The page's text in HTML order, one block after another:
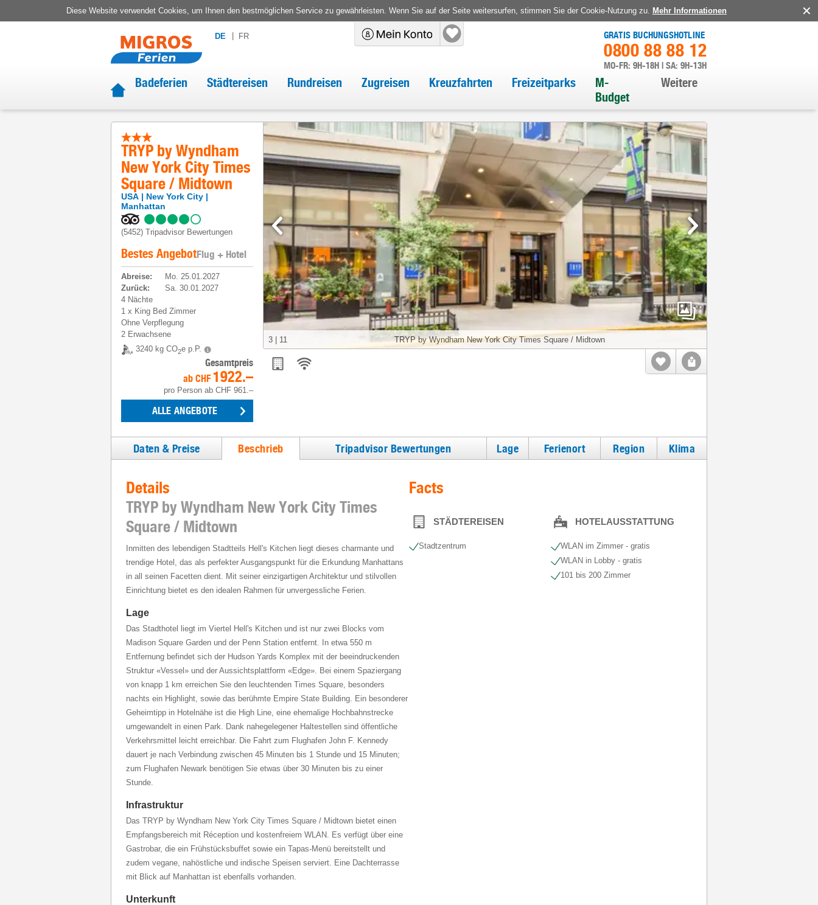
Diese Website verwendet Cookies, um Ihnen den bestmöglichen Service zu gewährleisten. Wenn Sie auf der Seite weitersurfen, stimmen Sie der Cookie-Nutzung zu. Mehr Informationen
DE FR GRATIS BUCHUNGSHOTLINE
0800 88 88 12
MO-FR: 9H-18H | SA: 9H-13H
Badeferien Städtereisen Rundreisen Zugreisen Kreuzfahrten Freizeitparks
M-
Budget
Weitere
TRYP by Wyndham
New York City Times
Square / Midtown
USA
New York City
Manhattan
(5452) Tripadvisor Bewertungen
Bestes AngebotFlug + Hotel
Abreise:
Mo. 25.01.2027
Zurück:
Sa. 30.01.2027
4 Nächte
1 x King Bed Zimmer
Ohne Verpflegung
2 Erwachsene
3240 kg CO2e p.P.
Gesamtpreis
ab CHF 1922.–
pro Person ab CHF 961.–
ALLE ANGEBOTE
TRYP by Wyndham New York City Times Square / Midtown
3 11
Daten & Preise Beschrieb Tripadvisor Bewertungen Lage Ferienort Region Klima
Details
TRYP by Wyndham New York City Times
Square / Midtown
Inmitten des lebendigen Stadtteils Hell's Kitchen liegt dieses charmante und
trendige Hotel, das als perfekter Ausgangspunkt für die Erkundung Manhattans
in all seinen Facetten dient. Mit seiner einzigartigen Architektur und stilvollen
Einrichtung bietet es den idealen Rahmen für unvergessliche Ferien.
Lage
Das Stadthotel liegt im Viertel Hell's Kitchen und ist nur zwei Blocks vom
Madison Square Garden und der Penn Station entfernt. In etwa 550 m
Entfernung befindet sich der Hudson Yards Komplex mit der beeindruckenden
Struktur «Vessel» und der Aussichtsplattform «Edge». Bei einem Spaziergang
von knapp 1 km erreichen Sie den leuchtenden Times Square, besonders
nachts ein Highlight, sowie das berühmte Empire State Building. Ein besonderer
Geheimtipp in Hotelnähe ist die High Line, eine ehemalige Hochbahnstrecke
umgewandelt in einen Park. Dank nahegelegener Haltestellen sind öffentliche
Verkehrsmittel leicht erreichbar. Die Fahrt zum Flughafen John F. Kennedy
dauert je nach Verbindung zwischen 45 Minuten bis 1 Stunde und 15 Minuten;
zum Flughafen Newark benötigen Sie etwas über 30 Minuten bis zu einer
Stunde.
Infrastruktur
Das TRYP by Wyndham New York City Times Square / Midtown bietet einen
Empfangsbereich mit Réception und kostenfreiem WLAN. Es verfügt über eine
Gastrobar, die ein Frühstücksbuffet sowie ein Tapas-Menü bereitstellt und
zudem vegane, nahöstliche und indische Speisen serviert. Eine Dachterrasse
mit Blick auf Manhattan ist ebenfalls vorhanden.
Unterkunft
Facts
STÄDTEREISEN
Stadtzentrum
HOTELAUSSTATTUNG
WLAN im Zimmer - gratis
WLAN in Lobby - gratis
101 bis 200 Zimmer